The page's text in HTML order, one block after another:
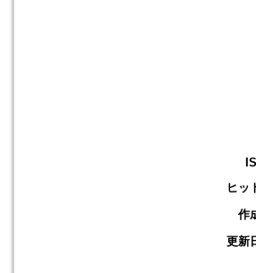
ヒッ
作
更新